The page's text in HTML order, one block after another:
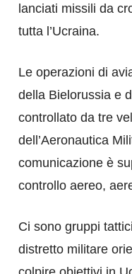
lanciati missili da
tutta l’Ucraina.
Le operazioni di
della Bielorussia e
controllato da tre
dell’Aeronautica
comunicazione è
controllo aereo,
Ci sono gruppi
distretto militare